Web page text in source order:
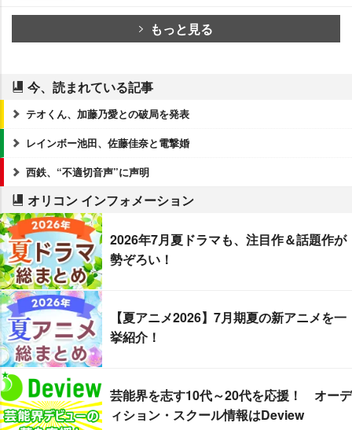
もっと見る
今、読まれている記事
テオくん、加藤乃愛との破局を発表
レインボー池田、佐藤佳奈と電撃婚
西鉄、“不適切音声”に声明
オリコン インフォメーション
2026年7月夏ドラマも、注目作＆話題作が
勢ぞろい！
【夏アニメ2026】7月期夏の新アニメを一
挙紹介！
芸能界を志す10代～20代を応援！ オーデ
ィション・スクール情報はDeview